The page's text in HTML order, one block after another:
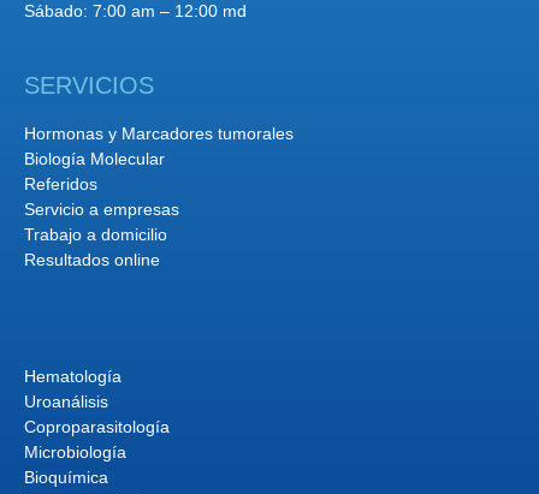
Sábado: 7:00 am – 12:00 md
SERVICIOS
Hormonas y Marcadores tumorales
Biología Molecular
Referidos
Servicio a empresas
Trabajo a domicilio
Resultados online
Hematología
Uroanálisis
Coproparasitología
Microbiología
Bioquímica